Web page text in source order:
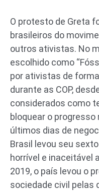
O protesto de Greta
brasileiros do
outros ativistas. No
escolhido como
por ativistas de
durante as COP,
considerados como
bloquear o
últimos dias de
Brasil levou seu
horrível e inaceitável
2019, o país levou o
sociedade civil pelas